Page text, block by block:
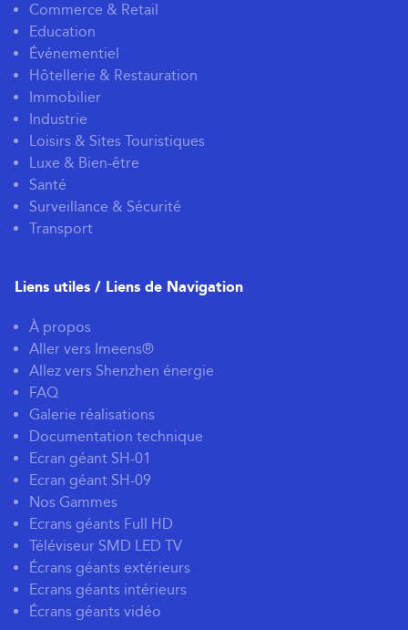
Commerce & Retail
Education
Événementiel
Hôtellerie & Restauration
Immobilier
Industrie
Loisirs & Sites Touristiques
Luxe & Bien-être
Santé
Surveillance & Sécurité
Transport
Liens utiles / Liens de Navigation
À propos
Aller vers Imeens®
Allez vers Shenzhen énergie
FAQ
Galerie réalisations
Documentation technique
Ecran géant SH-01
Ecran géant SH-09
Nos Gammes
Ecrans géants Full HD
Téléviseur SMD LED TV
Écrans géants extérieurs
Ecrans géants intérieurs
Écrans géants vidéo